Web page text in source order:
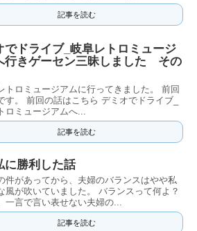
記事を読む
でドライブ_岐阜レトロミュージ
行きゲーセン三昧しました その
トロミュージアムに行ってきました。 前回
す。 前回の話はこちら デミオでドライブ_
ロミュージアムへ...
記事を読む
に勝利した話
件があってから、夫婦のバランスはやや私
風が吹いていました。 バランスって何よ？
一言で言い表せない夫婦の...
記事を読む